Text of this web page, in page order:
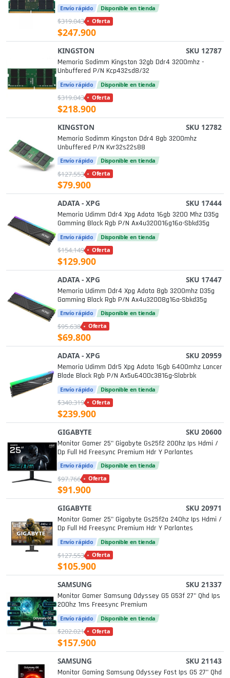
Envío rápido Disponible en tienda
$319.043 Oferta
$247.900
KINGSTON SKU 12787
Memoria Sodimm Kingston 32gb Ddr4 3200mhz -
Unbuffered P/n Kcp432sd8/32
Envío rápido Disponible en tienda
$319.043 Oferta
$218.900
KINGSTON SKU 12782
Memoria Sodimm Kingston Ddr4 8gb 3200mhz
Unbuffered P/n Kvr32s22s88
Envío rápido Disponible en tienda
$127.553 Oferta
$79.900
ADATA - XPG SKU 17444
Memoria Udimm Ddr4 Xpg Adata 16gb 3200 Mhz D35g
Gamming Black Rgb P/n Ax4u320016g16a-Sbkd35g
Envío rápido Disponible en tienda
$154.149 Oferta
$129.900
ADATA - XPG SKU 17447
Memoria Udimm Ddr4 Xpg Adata 8gb 3200mhz D35g
Gamming Black Rgb P/n Ax4u32008g16a-Sbkd35g
Envío rápido Disponible en tienda
$95.638 Oferta
$69.800
ADATA - XPG SKU 20959
Memoria Udimm Ddr5 Xpg Adata 16gb 6400mhz Lancer
Blade Black Rgb P/n Ax5u6400c3816g-Slabrbk
Envío rápido Disponible en tienda
$340.319 Oferta
$239.900
GIGABYTE SKU 20600
Monitor Gamer 25" Gigabyte Gs25f2 200hz Ips Hdmi /
Dp Full Hd Freesync Premium Hdr Y Parlantes
Envío rápido Disponible en tienda
$97.766 Oferta
$91.900
GIGABYTE SKU 20971
Monitor Gamer 25" Gigabyte Gs25f2a 240hz Ips Hdmi /
Dp Full Hd Freesync Premium Hdr Y Parlantes
Envío rápido Disponible en tienda
$127.553 Oferta
$105.900
SAMSUNG SKU 21337
Monitor Gamer Samsung Odyssey G5 G53f 27" Qhd Ips
200hz 1ms Freesync Premium
Envío rápido Disponible en tienda
$202.021 Oferta
$157.900
SAMSUNG SKU 21143
Monitor Gaming Samsung Odyssey Fast Ips G5 27" Qhd